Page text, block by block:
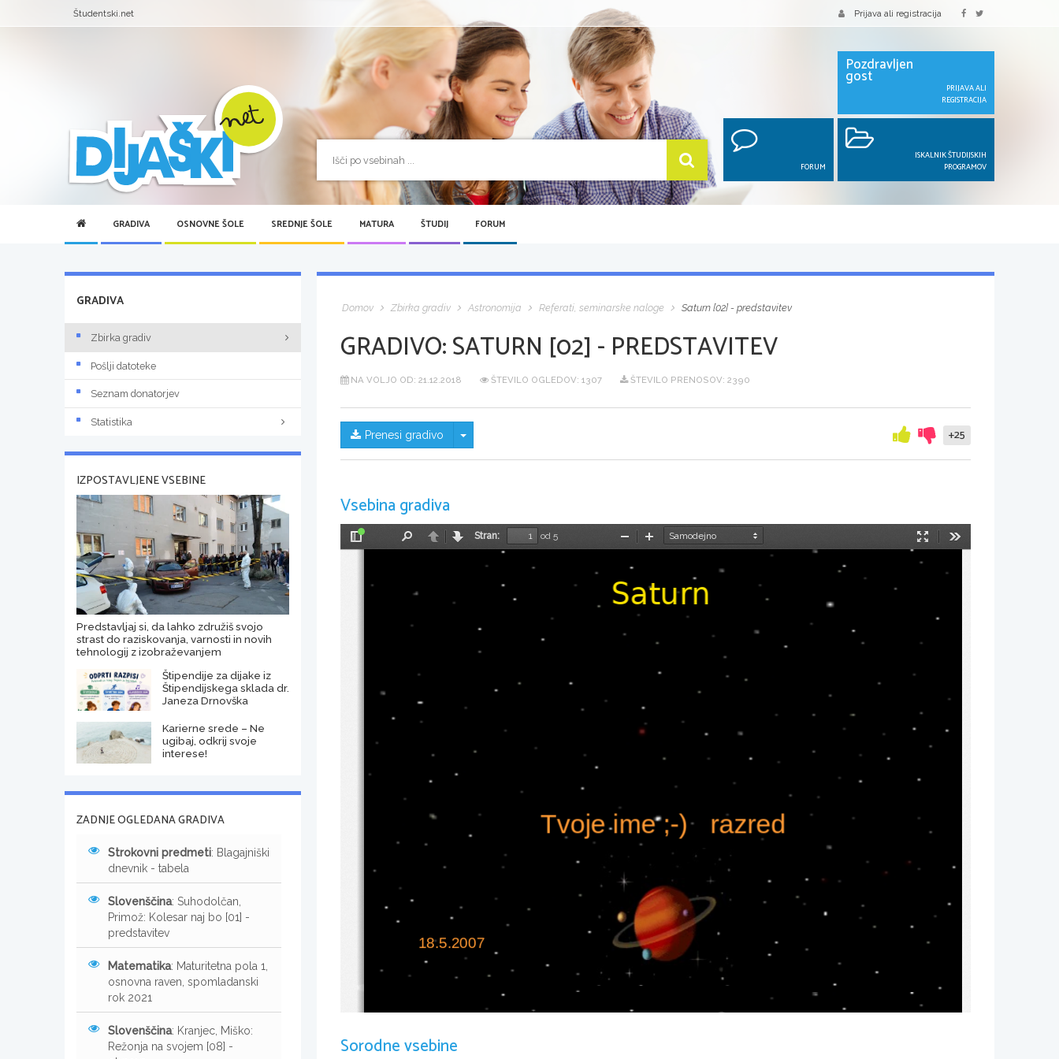
Študentski.net Prijava ali registracija
Pozdravljen
gost
PRIJAVA ALI
REGISTRACIJA
FORUM
ISKALNIK ŠTUDIJSKIH
PROGRAMOV
GRADIVA OSNOVNE ŠOLE SREDNJE ŠOLE MATURA ŠTUDIJ FORUM
Domov Zbirka gradiv Astronomija Referati, seminarske naloge Saturn [02] - predstavitev
GRADIVO:SATURN [02] - PREDSTAVITEV
NA VOLJO OD: 21.12.2018 ŠTEVILO OGLEDOV: 1307 ŠTEVILO PRENOSOV: 2390
Prenesi gradivo Skrij/prikaži meni +25
Vsebina gradiva
Preklopi
NazajNaprej
Stran:
od 5
Način
PomanjšajPovečaj
Tvoje ime ;-)   razred
Saturn
18.5.2007
Sorodne vsebine
GRADIVA
Zbirka gradiv
Pošlji datoteke
Seznam donatorjev
Statistika
IZPOSTAVLJENE VSEBINE
Predstavljaj si, da lahko združiš svojo
strast do raziskovanja, varnosti in novih
tehnologij z izobraževanjem
Štipendije za dijake iz
Štipendijskega sklada dr.
Janeza Drnovška
Karierne srede – Ne
ugibaj, odkrij svoje
interese!
ZADNJE OGLEDANA GRADIVA
Strokovni predmeti: Blagajniški
dnevnik - tabela
Slovenščina: Suhodolčan,
Primož: Kolesar naj bo [01] -
predstavitev
Matematika: Maturitetna pola 1,
osnovna raven, spomladanski
rok 2021
Slovenščina: Kranjec, Miško:
Režonja na svojem [08] -